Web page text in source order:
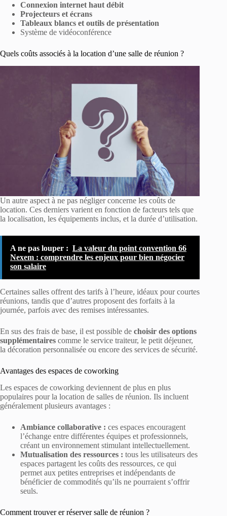
Connexion internet haut débit
Projecteurs et écrans
Tableaux blancs et outils de présentation
Système de vidéoconférence
Quels coûts associés à la location d’une salle de réunion ?
Un autre aspect à ne pas négliger concerne les coûts de
location. Ces derniers varient en fonction de facteurs tels que
la localisation, les équipements inclus, et la durée d’utilisation.
A ne pas louper : La valeur du point convention 66
Nexem : comprendre les enjeux pour bien négocier
son salaire
Certaines salles offrent des tarifs à l’heure, idéaux pour courtes
réunions, tandis que d’autres proposent des forfaits à la
journée, parfois avec des remises intéressantes.
En sus des frais de base, il est possible de choisir des options
supplémentaires comme le service traiteur, le petit déjeuner,
la décoration personnalisée ou encore des services de sécurité.
Avantages des espaces de coworking
Les espaces de coworking deviennent de plus en plus
populaires pour la location de salles de réunion. Ils incluent
généralement plusieurs avantages :
Ambiance collaborative : ces espaces encouragent
l’échange entre différentes équipes et professionnels,
créant un environnement stimulant intellectuellement.
Mutualisation des ressources : tous les utilisateurs des
espaces partagent les coûts des ressources, ce qui
permet aux petites entreprises et indépendants de
bénéficier de commodités qu’ils ne pourraient s’offrir
seuls.
Comment trouver er réserver salle de réunion ?